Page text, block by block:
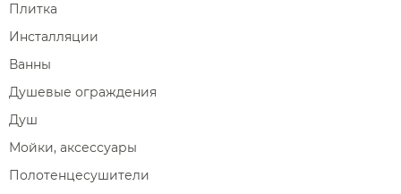
Плитка
Инсталляции
Ванны
Душевые ограждения
Душ
Мойки, аксессуары
Полотенцесушители